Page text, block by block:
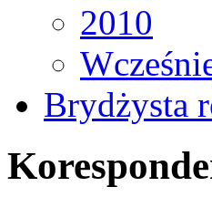
2010
Brydżysta